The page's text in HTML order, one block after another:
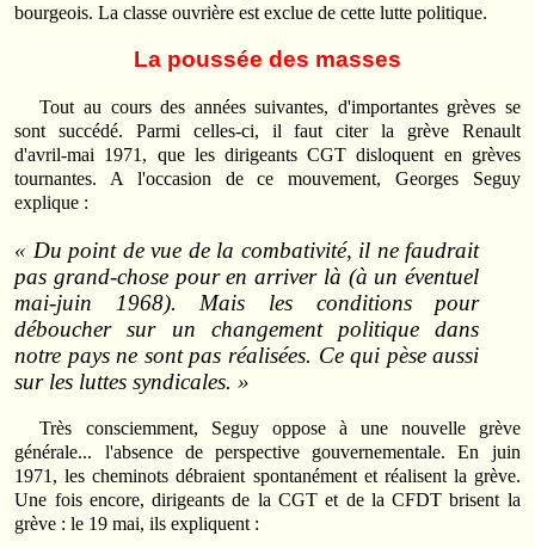
bourgeois. La classe ouvrière est exclue de cette lutte politique.
La poussée des masses
Tout au cours des années suivantes, d'importantes grèves se
sont succédé. Parmi celles‑ci, il faut citer la grève Renault
d'avril‑mai 1971, que les dirigeants CGT disloquent en grèves
tournantes. A l'occasion de ce mouvement, Georges Seguy
explique :
« Du point de vue de la combativité, il ne faudrait
pas grand‑chose pour en arriver là (à un éventuel
mai-juin 1968). Mais les conditions pour
déboucher sur un changement politique dans
notre pays ne sont pas réalisées. Ce qui pèse aussi
sur les luttes syndicales. »
Très consciemment, Seguy oppose à une nouvelle grève
générale... l'absence de perspective gouvernementale. En juin
1971, les cheminots débraient spontanément et réalisent la grève.
Une fois encore, dirigeants de la CGT et de la CFDT brisent la
grève : le 19 mai, ils expliquent :